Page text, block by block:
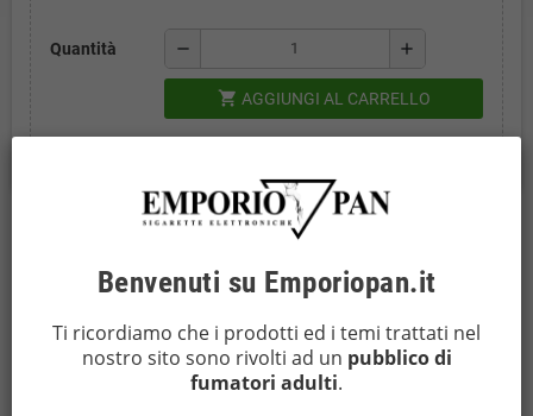
Quantità remove add
shopping_cart AGGIUNGI AL CARRELLO
Canale: Stretto e Lungo
Anti-Gocciolamento
Benvenuti su Emporiopan.it
Ti ricordiamo che i prodotti ed i temi trattati nel
nostro sito sono rivolti ad un pubblico di
fumatori adulti.